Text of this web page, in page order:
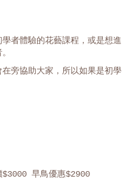
者體驗的花藝課程，或是想進
旁協助大家，所以如果是初學
早鳥優惠$2900